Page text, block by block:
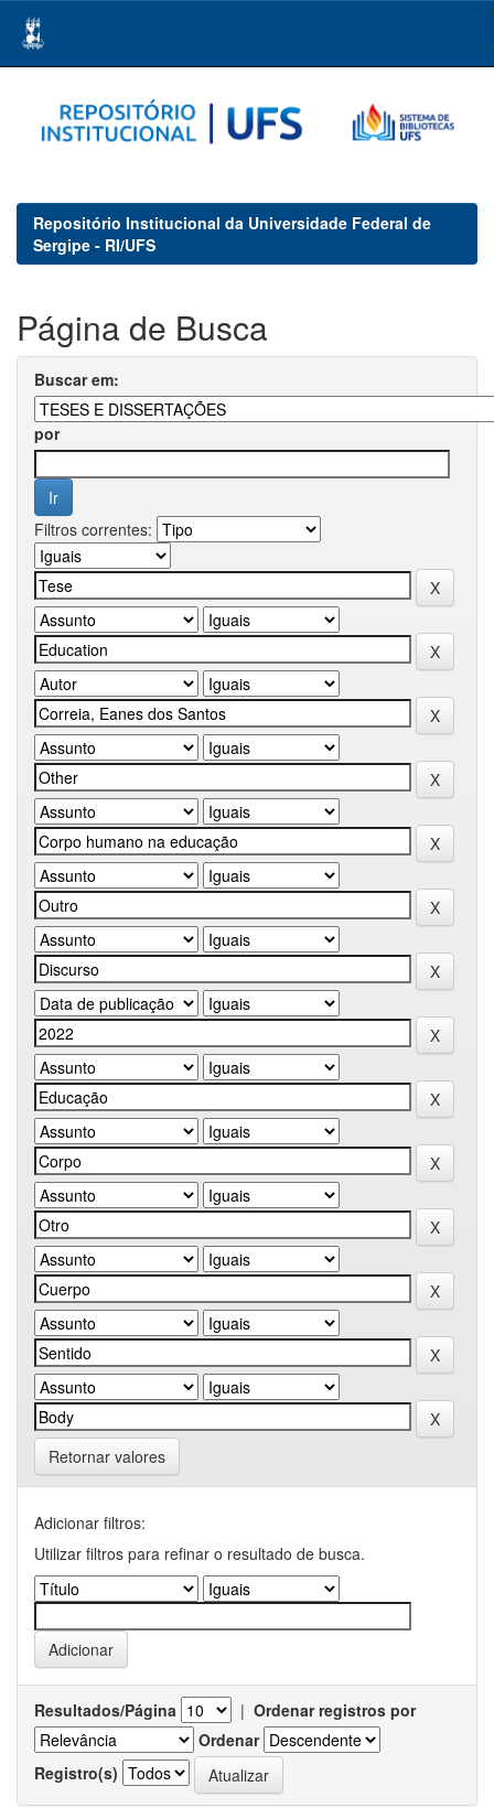
navigation
Repositório Institucional da Universidade Federal de
Sergipe - RI/UFS
Página de Busca
Buscar em:
por
Filtros correntes:
Retornar valores
Adicionar filtros:
Utilizar filtros para refinar o resultado de busca.
Resultados/Página | Ordenar registros por
Ordenar
Registro(s)